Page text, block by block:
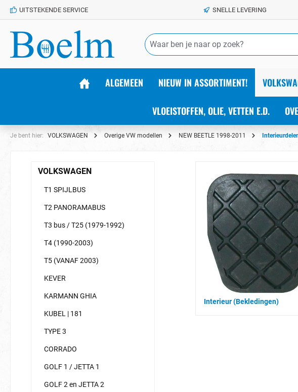
hoofdinhoud
UITSTEKENDE SERVICE SNELLE LEVERING
ALGEMEEN NIEUW IN ASSORTIMENT!
VLOEISTOFFEN, OLIE, VETTEN E.D.
Je bent hier: VOLKSWAGEN Overige VW modellen NEW BEETLE 1998-2011
VOLKSWAGEN
T1 SPIJLBUS
T2 PANORAMABUS
T3 bus / T25 (1979-1992)
T4 (1990-2003)
T5 (VANAF 2003)
KEVER
KARMANN GHIA
KUBEL | 181
TYPE 3
CORRADO
GOLF 1 / JETTA 1
GOLF 2 en JETTA 2
Interieur (Bekledingen)